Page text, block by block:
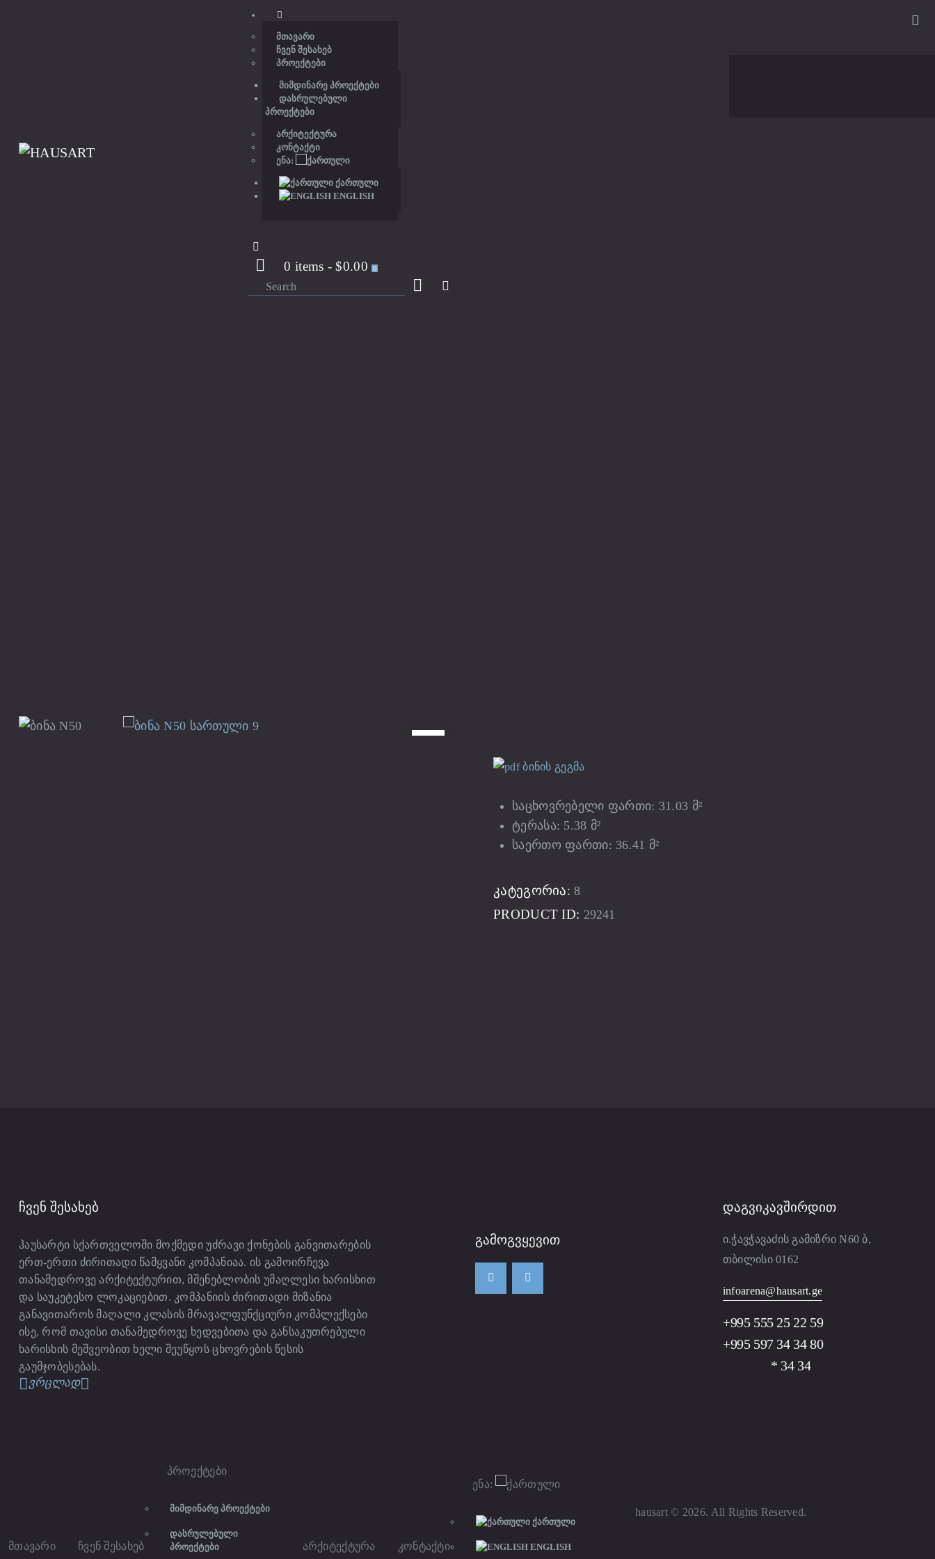
ᲛᲗᲐᲕᲐᲠᲘ
ᲩᲕᲔᲜ ᲨᲔᲡᲐᲮᲔᲑ
ᲞᲠᲝᲔᲥᲢᲔᲑᲘ
ᲛᲘᲛᲓᲘᲜᲐᲠᲔ ᲞᲠᲝᲔᲥᲢᲔᲑᲘ
ᲓᲐᲡᲠᲣᲚᲔᲑᲣᲚᲘ
ᲞᲠᲝᲔᲥᲢᲔᲑᲘ
ᲐᲠᲥᲘᲢᲔᲥᲢᲣᲠᲐ
ᲙᲝᲜᲢᲐᲥᲢᲘ
ᲔᲜᲐ:
ᲥᲐᲠᲗᲣᲚᲘ
ENGLISH
0 items -$0.00 0
ბინის გეგმა
საცხოვრებელი ფართი: 31.03 მ²
ტერასა: 5.38 მ²
საერთო ფართი: 36.41 მ²
ᲙᲐᲢᲔᲒᲝᲠᲘᲐ:8
PRODUCT ID: 29241
ᲩᲕᲔᲜ ᲨᲔᲡᲐᲮᲔᲑ
ჰაუსარტი სქართველოში მოქმედი უძრავი ქონების განვითარების
ერთ-ერთი ძირითადი წამყვანი კომპანიაა. ის გამოირჩევა
თანამედროვე არქიტექტურით, მშენებლობის უმაღლესი ხარისხით
და საუკეტესო ლოკაციებით. კომპანიის ძირითადი მიზანია
განავითაროს მაღალი კლასის მრავალფუნქციური კომპლექსები
ისე, რომ თავისი თანამედროვე ხედვებითა და განსაკუთრებული
ხარისხის მეშვეობით ხელი შეუწყოს ცხოვრების წესის
გაუმჯობესებას.
ვრცლად
ᲒᲐᲛᲝᲒᲕᲧᲔᲕᲘᲗ
ᲓᲐᲒᲕᲘᲙᲐᲕᲨᲘᲠᲓᲘᲗ
ი.ჭავჭავაძის გამიზრი N60 ბ,
თბილისი 0162
infoarena@hausart.ge
+995 555 25 22 59
+995 597 34 34 80
* 34 34
მთავარი ჩვენ შესახებ
პროექტები
ᲛᲘᲛᲓᲘᲜᲐᲠᲔ ᲞᲠᲝᲔᲥᲢᲔᲑᲘ
ᲓᲐᲡᲠᲣᲚᲔᲑᲣᲚᲘ
ᲞᲠᲝᲔᲥᲢᲔᲑᲘ
არქიტექტურა კონტაქტი
ენა:
ᲥᲐᲠᲗᲣᲚᲘ
ENGLISH
hausart © 2026. All Rights Reserved.